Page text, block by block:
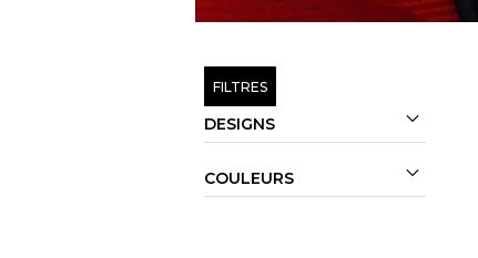
FILTRES
DESIGNS 
COULEURS 